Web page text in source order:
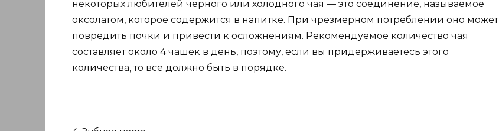
некоторых любителей черного или холодного чая — это соединение, называемое
оксолатом, которое содержится в напитке. При чрезмерном потреблении оно может
повредить почки и привести к осложнениям. Рекомендуемое количество чая
составляет около 4 чашек в день, поэтому, если вы придерживаетесь этого
количества, то все должно быть в порядке.